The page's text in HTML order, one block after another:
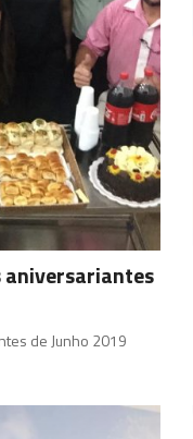
aniversariantes
de Junho 2019